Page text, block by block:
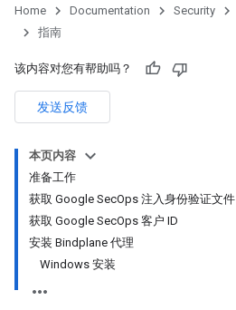
Home Documentation Security
指南
该内容对您有帮助吗？
发送反馈
本页内容
准备工作
获取 Google SecOps 注入身份验证文件
获取 Google SecOps 客户 ID
安装 Bindplane 代理
Windows 安装